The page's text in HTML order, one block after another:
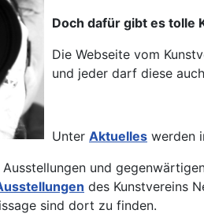
Doch dafür gibt es tolle
Die Webseite vom
und jeder darf diese
Unter Aktuelles werden
und
des Kunstvereins
sind dort zu finden.